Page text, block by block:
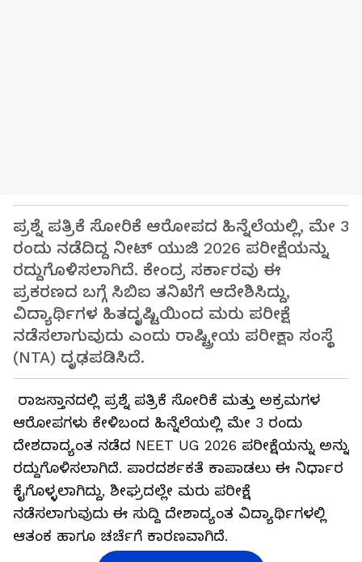
ಪ್ರಶ್ನೆ ಪತ್ರಿಕೆ ಸೋರಿಕೆ ಆರೋಪದ ಹಿನ್ನೆಲೆಯಲ್ಲಿ, ಮೇ 3
ರಂದು ನಡೆದಿದ್ದ ನೀಟ್ ಯುಜಿ 2026 ಪರೀಕ್ಷೆಯನ್ನು
ರದ್ದುಗೊಳಿಸಲಾಗಿದೆ. ಕೇಂದ್ರ ಸರ್ಕಾರವು ಈ
ಪ್ರಕರಣದ ಬಗ್ಗೆ ಸಿಬಿಐ ತನಿಖೆಗೆ ಆದೇಶಿಸಿದ್ದು,
ವಿದ್ಯಾರ್ಥಿಗಳ ಹಿತದೃಷ್ಟಿಯಿಂದ ಮರು ಪರೀಕ್ಷೆ
ನಡೆಸಲಾಗುವುದು ಎಂದು ರಾಷ್ಟ್ರೀಯ ಪರೀಕ್ಷಾ ಸಂಸ್ಥೆ
(NTA) ದೃಢಪಡಿಸಿದೆ.
ರಾಜಸ್ತಾನದಲ್ಲಿ ಪ್ರಶ್ನೆ ಪತ್ರಿಕೆ ಸೋರಿಕೆ ಮತ್ತು ಅಕ್ರಮಗಳ
ಆರೋಪಗಳು ಕೇಳಿಬಂದ ಹಿನ್ನೆಲೆಯಲ್ಲಿ ಮೇ 3 ರಂದು
ದೇಶದಾದ್ಯಂತ ನಡೆದ NEET UG 2026 ಪರೀಕ್ಷೆಯನ್ನು ಅನ್ನು
ರದ್ದುಗೊಳಿಸಲಾಗಿದೆ. ಪಾರದರ್ಶಕತೆ ಕಾಪಾಡಲು ಈ ನಿರ್ಧಾರ
ಕೈಗೊಳ್ಳಲಾಗಿದ್ದು, ಶೀಘ್ರದಲ್ಲೇ ಮರು ಪರೀಕ್ಷೆ
ನಡೆಸಲಾಗುವುದು ಈ ಸುದ್ದಿ ದೇಶಾದ್ಯಂತ ವಿದ್ಯಾರ್ಥಿಗಳಲ್ಲಿ
ಆತಂಕ ಹಾಗೂ ಚರ್ಚೆಗೆ ಕಾರಣವಾಗಿದೆ.